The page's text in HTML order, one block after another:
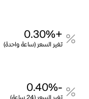
+0.30%
تغير السعر (ساعة واحدة)
-0.40%